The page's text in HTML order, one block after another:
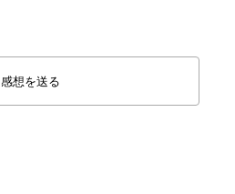
感想を送る